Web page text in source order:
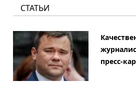
СТАТЬИ
пресс-